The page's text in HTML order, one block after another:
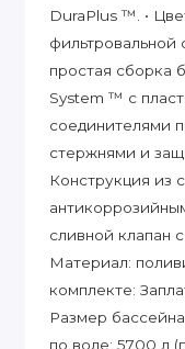
DuraPlus ™. •
фильтровальной
простая сборка
System ™ с
соединителями
стержнями и
Конструкция из
сливной клапан
Материал:
комплекте:
Размер
по воде: 5700 л